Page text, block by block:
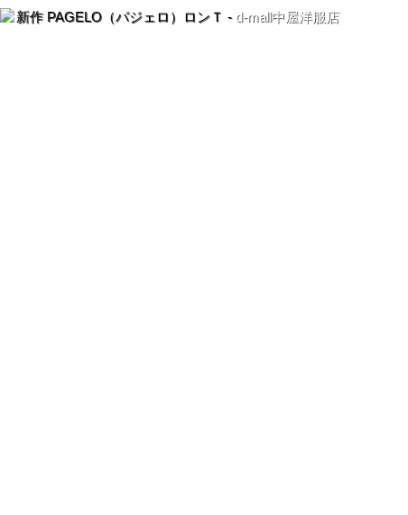
新作 PAGELO（パジェロ）ロンＴ - d-mall中屋洋服店